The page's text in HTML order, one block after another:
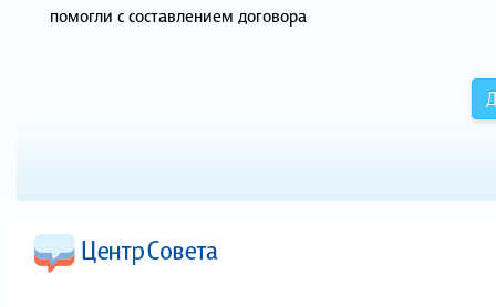
помогли с составлением договора